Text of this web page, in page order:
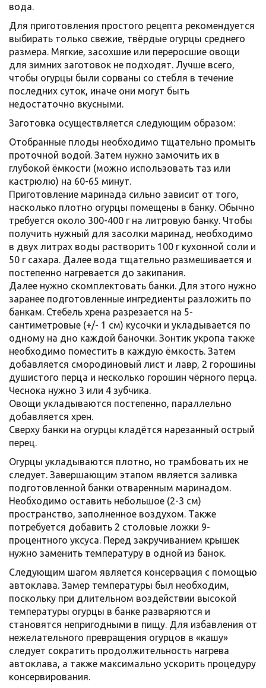
вода.
Для приготовления простого рецепта рекомендуется
выбирать только свежие, твёрдые огурцы среднего
размера. Мягкие, засохшие или переросшие овощи
для зимних заготовок не подходят. Лучше всего,
чтобы огурцы были сорваны со стебля в течение
последних суток, иначе они могут быть
недостаточно вкусными.
Заготовка осуществляется следующим образом:
Отобранные плоды необходимо тщательно промыть
проточной водой. Затем нужно замочить их в
глубокой ёмкости (можно использовать таз или
кастрюлю) на 60-65 минут.
Приготовление маринада сильно зависит от того,
насколько плотно огурцы помещены в банку. Обычно
требуется около 300-400 г на литровую банку. Чтобы
получить нужный для засолки маринад, необходимо
в двух литрах воды растворить 100 г кухонной соли и
50 г сахара. Далее вода тщательно размешивается и
постепенно нагревается до закипания.
Далее нужно скомплектовать банки. Для этого нужно
заранее подготовленные ингредиенты разложить по
банкам. Стебель хрена разрезается на 5-
сантиметровые (+/- 1 см) кусочки и укладывается по
одному на дно каждой баночки. Зонтик укропа также
необходимо поместить в каждую ёмкость. Затем
добавляется смородиновый лист и лавр, 2 горошины
душистого перца и несколько горошин чёрного перца.
Чеснока нужно 3 или 4 зубчика.
Овощи укладываются постепенно, параллельно
добавляется хрен.
Сверху банки на огурцы кладётся нарезанный острый
перец.
Огурцы укладываются плотно, но трамбовать их не
следует. Завершающим этапом является заливка
подготовленной банки отваренным маринадом.
Необходимо оставить небольшое (2-3 см)
пространство, заполненное воздухом. Также
потребуется добавить 2 столовые ложки 9-
процентного уксуса. Перед закручиванием крышек
нужно заменить температуру в одной из банок.
Следующим шагом является консервация с помощью
автоклава. Замер температуры был необходим,
поскольку при длительном воздействии высокой
температуры огурцы в банке разваряются и
становятся непригодными в пищу. Для избавления от
нежелательного превращения огурцов в «кашу»
следует сократить продолжительность нагрева
автоклава, а также максимально ускорить процедуру
консервирования.